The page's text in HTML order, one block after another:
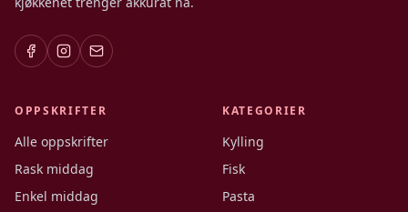
OPPSKRIFTER
Alle oppskrifter
Rask middag
Enkel middag
KATEGORIER
Kylling
Fisk
Pasta